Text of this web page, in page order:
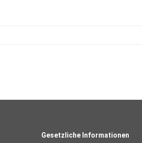
Gesetzliche Informationen